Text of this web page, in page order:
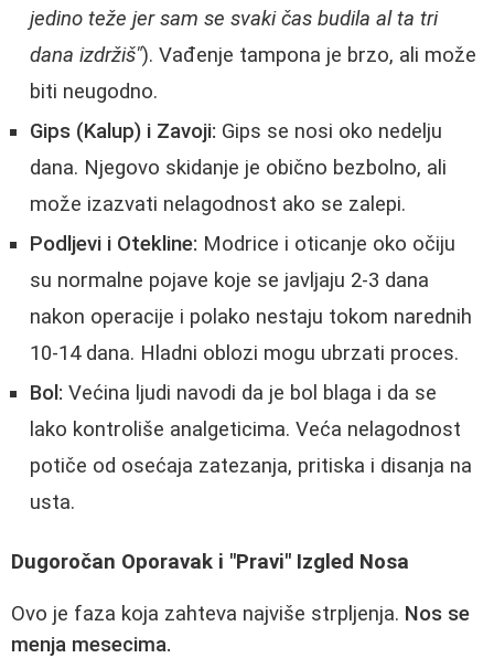
jedino teže jer sam se svaki čas budila al ta tri
dana izdržiš"). Vađenje tampona je brzo, ali može
biti neugodno.
Gips (Kalup) i Zavoji: Gips se nosi oko nedelju
dana. Njegovo skidanje je obično bezbolno, ali
može izazvati nelagodnost ako se zalepi.
Podljevi i Otekline: Modrice i oticanje oko očiju
su normalne pojave koje se javljaju 2-3 dana
nakon operacije i polako nestaju tokom narednih
10-14 dana. Hladni oblozi mogu ubrzati proces.
Bol: Većina ljudi navodi da je bol blaga i da se
lako kontroliše analgeticima. Veća nelagodnost
potiče od osećaja zatezanja, pritiska i disanja na
usta.
Dugoročan Oporavak i "Pravi" Izgled Nosa
Ovo je faza koja zahteva najviše strpljenja. Nos se
menja mesecima.